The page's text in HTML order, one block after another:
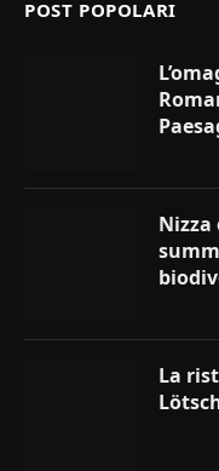
POST POPOLARI
La